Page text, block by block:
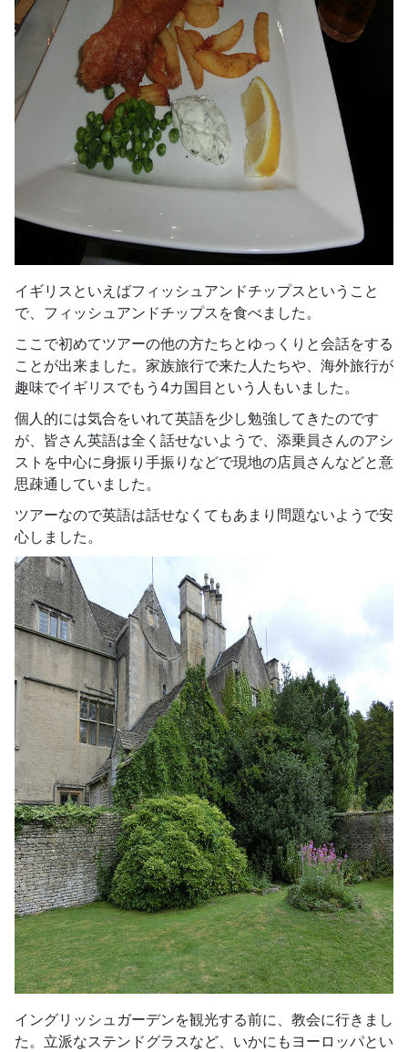
イギリスといえばフィッシュアンドチップスということ
で、フィッシュアンドチップスを食べました。
ここで初めてツアーの他の方たちとゆっくりと会話をする
ことが出来ました。家族旅行で来た人たちや、海外旅行が
趣味でイギリスでもう4カ国目という人もいました。
個人的には気合をいれて英語を少し勉強してきたのです
が、皆さん英語は全く話せないようで、添乗員さんのアシ
ストを中心に身振り手振りなどで現地の店員さんなどと意
思疎通していました。
ツアーなので英語は話せなくてもあまり問題ないようで安
心しました。
イングリッシュガーデンを観光する前に、教会に行きまし
た。立派なステンドグラスなど、いかにもヨーロッパとい